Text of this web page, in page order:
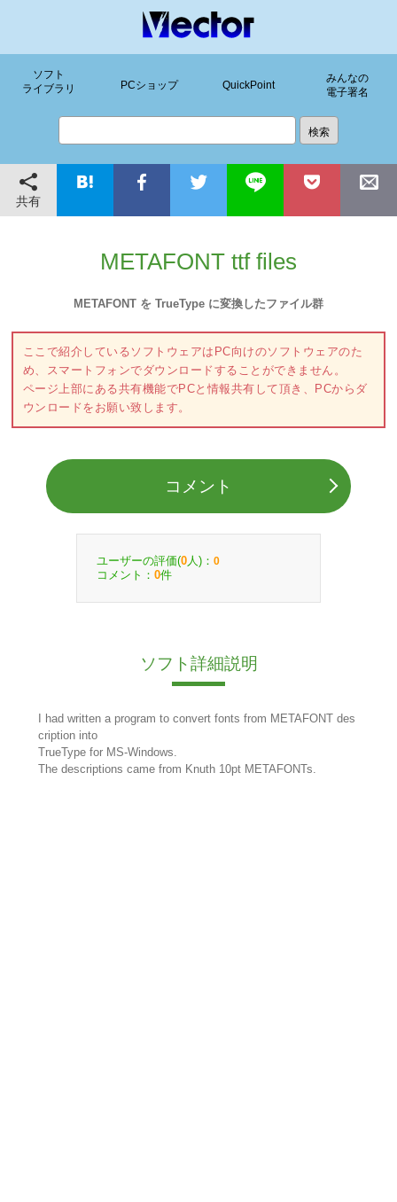
ソフト
ライブラリ
PCショップ QuickPoint
みんなの
電子署名
共有
METAFONT ttf files
METAFONT を TrueType に変換したファイル群
ここで紹介しているソフトウェアはPC向けのソフトウェアのた
め、スマートフォンでダウンロードすることができません。
ページ上部にある共有機能でPCと情報共有して頂き、PCからダ
ウンロードをお願い致します。
コメント
ユーザーの評価(0 人)： 0
コメント： 0件
ソフト詳細説明
I had written a program to convert fonts from METAFONT des
cription into
TrueType for MS-Windows.
The descriptions came from Knuth 10pt METAFONTs.